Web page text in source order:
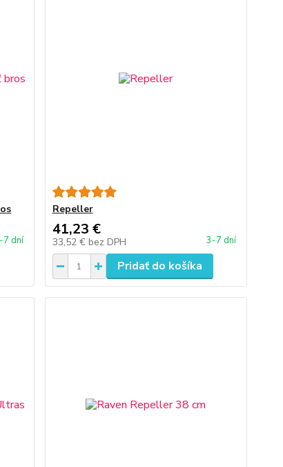
7 dní
Repeller
41,23 €
33,52 € bez DPH 3-7 dní
Pridať do košíka